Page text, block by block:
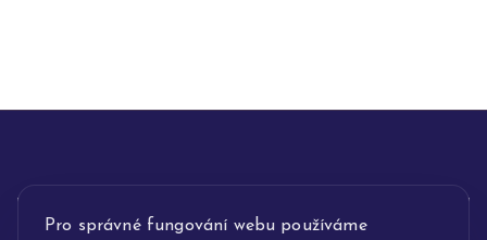
Pro správné fungování webu používáme
INFORMACE